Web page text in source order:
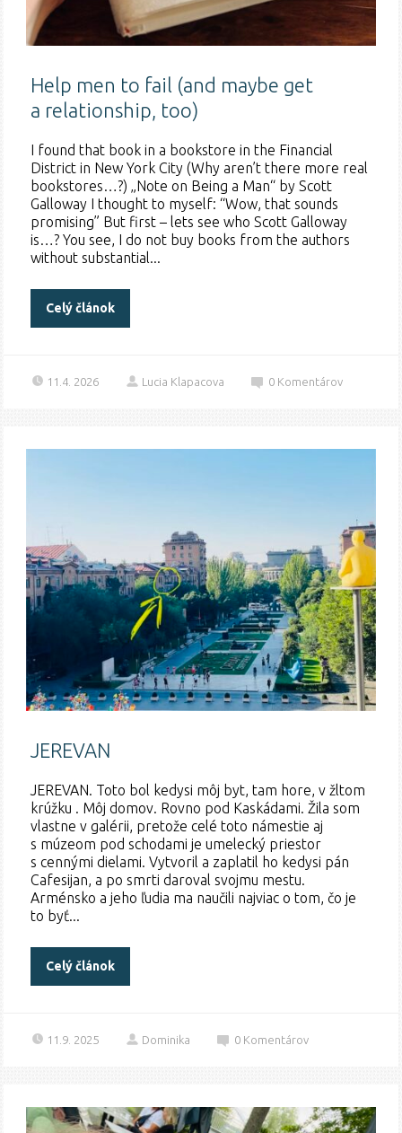
Help men to fail (and maybe get
a relationship, too)
I found that book in a bookstore in the Financial
District in New York City (Why aren’t there more real
bookstores…?) „Note on Being a Man“ by Scott
Galloway I thought to myself: “Wow, that sounds
promising” But first – lets see who Scott Galloway
is…? You see, I do not buy books from the authors
without substantial...
Celý článok
11.4. 2026 Lucia Klapacova 0 Komentárov
JEREVAN
JEREVAN. Toto bol kedysi môj byt, tam hore, v žltom
krúžku . Môj domov. Rovno pod Kaskádami. Žila som
vlastne v galérii, pretože celé toto námestie aj
s múzeom pod schodami je umelecký priestor
s cennými dielami. Vytvoril a zaplatil ho kedysi pán
Cafesijan, a po smrti daroval svojmu mestu.
Arménsko a jeho ľudia ma naučili najviac o tom, čo je
to byť...
Celý článok
11.9. 2025 Dominika 0 Komentárov